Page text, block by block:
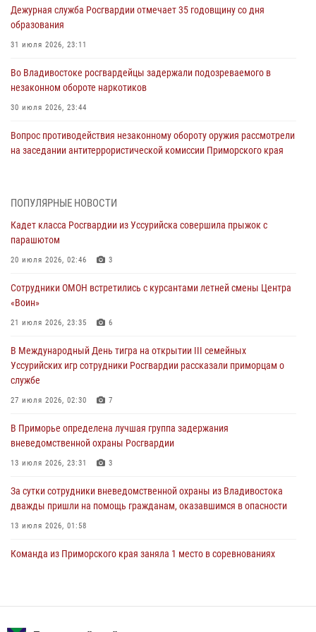
Дежурная служба Росгвардии отмечает 35 годовщину со дня
образования
31 июля 2026, 23:11
Во Владивостоке росгвардейцы задержали подозреваемого в
незаконном обороте наркотиков
30 июля 2026, 23:44
Вопрос противодействия незаконному обороту оружия рассмотрели
на заседании антитеррористической комиссии Приморского края
Во Владивостоке во дворе жилого дома сотрудники
В День Крещения Руси в Князь-Владимирском храме – Главном
ходом
посвященном Дню Крещения Руси
28 июля 2026, 05:39
В Международный День тигра на открытии III семейных
службе
ПОПУЛЯРНЫЕ НОВОСТИ
Кадет класса Росгвардии из Уссурийска совершила прыжок с
парашютом
20 июля 2026, 02:46 3
Сотрудники ОМОН встретились с курсантами летней смены Центра
«Воин»
21 июля 2026, 23:35 6
В Международный День тигра на открытии III семейных
Уссурийских игр сотрудники Росгвардии рассказали приморцам о
службе
27 июля 2026, 02:30 7
В Приморье определена лучшая группа задержания
вневедомственной охраны Росгвардии
13 июля 2026, 23:31 3
За сутки сотрудники вневедомственной охраны из Владивостока
дважды пришли на помощь гражданам, оказавшимся в опасности
13 июля 2026, 01:58
Команда из Приморского края заняла 1 место в соревнованиях